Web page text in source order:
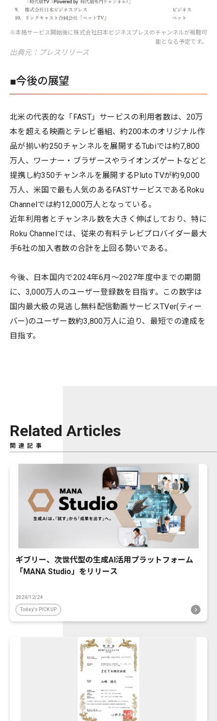
※本格サービス開始後に株式会社日本ビジネスプレスのチャンネルが視聴可
能となる予定です。
出典元：プレスリリース
■今後の展望
北米の代表的な「FAST」サービスの利用者数は、20万
本を超える映画とテレビ番組、約200本のオリジナル作
品が揃い約250チャンネルを展開するTubiでは約7,800
万人、ワーナー・ブラザースやライオンズゲートなどと
提携し約350チャンネルを展開するPluto TVが約9,000
万人、米国で最も人気のあるFASTサービスであるRoku
Channelでは約12,000万人となっている。
近年利用者とチャンネル数を大きく伸ばしており、特に
Roku Channelでは、従来の有料テレビプロバイダー最大
手6社の加入者数の合計を上回る勢いである。
今後、日本国内で2024年6月〜2027年度中までの期間
に、3,000万人のユーザー登録数を目指す。この数字は
国内最大級の見逃し無料配信動画サービスTVer(ティー
バー)のユーザー数約3,800万人に迫り、最短での達成を
目指す。
Related Articles
関連記事
ギブリー、次世代型の生成AI活用プラットフォーム
「MANA Studio」をリリース
2024/12/24
Today's PICK UP